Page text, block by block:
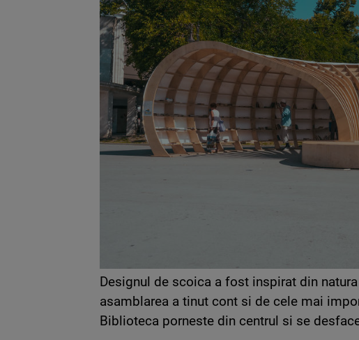
Designul de scoica a fost inspirat din
asamblarea a tinut cont si de cele mai
Biblioteca porneste din centrul si se